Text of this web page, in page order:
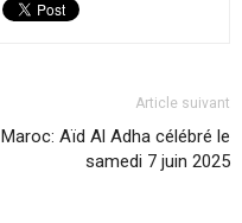
Article suivant
Maroc: Aïd Al Adha célébré le
samedi 7 juin 2025